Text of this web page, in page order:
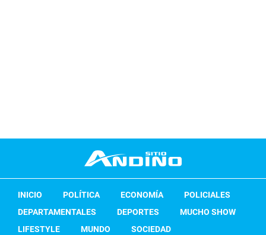
INICIO POLÍTICA ECONOMÍA
POLICIALES
DEPARTAMENTALES
DEPORTES
MUCHO SHOW
LIFESTYLE
MUNDO SOCIEDAD